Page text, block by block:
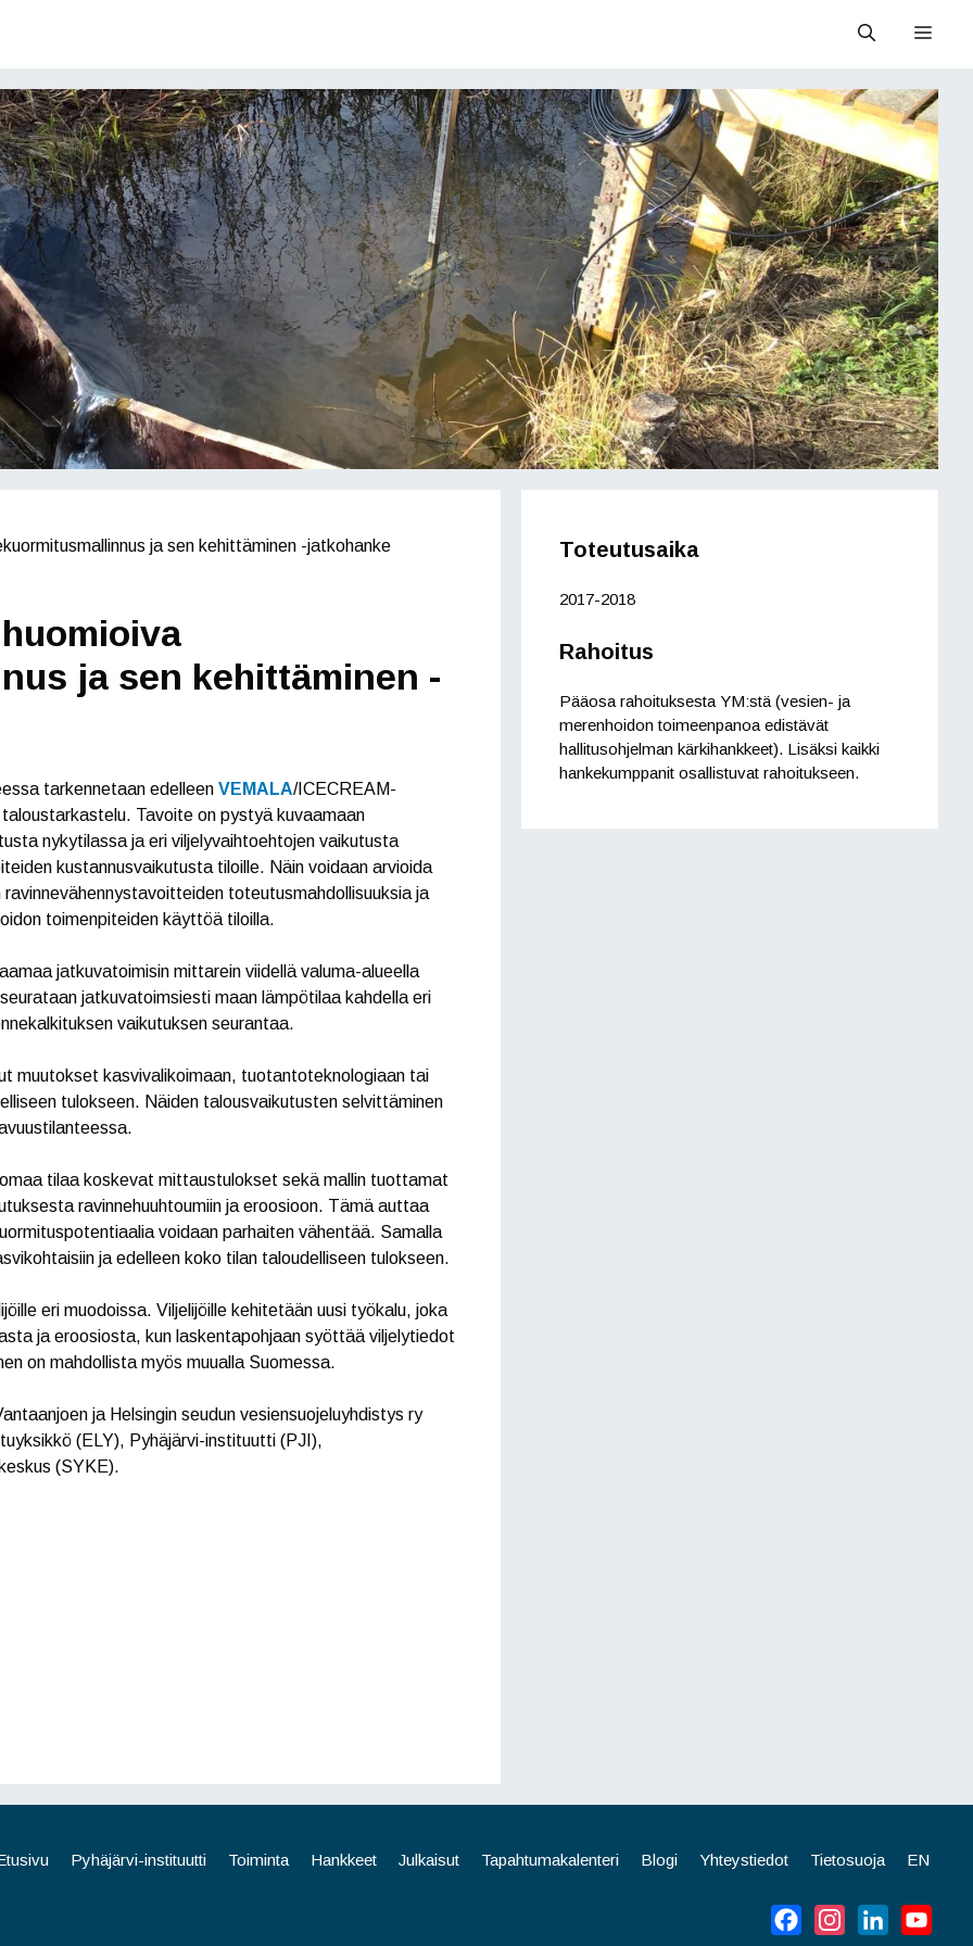
ja sen kehittäminen -jatkohanke
ja sen kehittäminen -
tarkennetaan edelleen VEMALA/ICECREAM-
Tavoite on pystyä kuvaamaan
nykytilassa ja eri viljelyvaihtoehtojen vaikutusta
kustannusvaikutusta tiloille. Näin voidaan arvioida
toteutusmahdollisuuksia ja
toimenpiteiden käyttöä tiloilla.
jatkuvatoimisin mittarein viidellä valuma-alueella
jatkuvatoimsiesti maan lämpötilaa kahdella eri
vaikutuksen seurantaa.
muutokset kasvivalikoimaan, tuotantoteknologiaan tai
tulokseen. Näiden talousvaikutusten selvittäminen
tilaa koskevat mittaustulokset sekä mallin tuottamat
ravinnehuuhtoumiin ja eroosioon. Tämä auttaa
voidaan parhaiten vähentää. Samalla
ja edelleen koko tilan taloudelliseen tulokseen.
eri muodoissa. Viljelijöille kehitetään uusi työkalu, joka
ja eroosiosta, kun laskentapohjaan syöttää viljelytiedot
on mahdollista myös muualla Suomessa.
ja Helsingin seudun vesiensuojeluyhdistys ry
(ELY), Pyhäjärvi-instituutti (PJI),
(SYKE).
Toteutusaika
2017-2018
Rahoitus
Pääosa rahoituksesta YM:stä (vesien- ja
merenhoidon toimeenpanoa edistävät
hallitusohjelman kärkihankkeet). Lisäksi kaikki
hankekumppanit osallistuvat rahoitukseen.
Pyhäjärvi-instituutti Toiminta Hankkeet Julkaisut Tapahtumakalenteri Blogi Yhteystiedot Tietosuoja EN
FacebookInstagram
LinkedIn